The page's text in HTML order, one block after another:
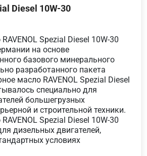
Diesel 10W-30
Spezial Diesel 10W-30
на основе
базового минерального
разработанного пакета
масло RAVENOL Spezial Diesel
специально для
большегрузных
и строительной техники.
Spezial Diesel 10W-30
дизельных двигателей,
условиях